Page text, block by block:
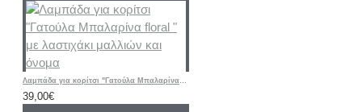
Λαμπάδα για κορίτσι "Γατούλα Μπαλαρίνα floral " με λαστιχάκι μαλλιών και όνομα
39,00€